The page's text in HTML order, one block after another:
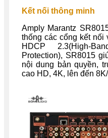
Kết nối thông minh
Amply Marantz
thống các cổng kết
HDCP 2.3(High-
Protection), SR8015
nội dung bản quyền,
cao HD, 4K, lên đến